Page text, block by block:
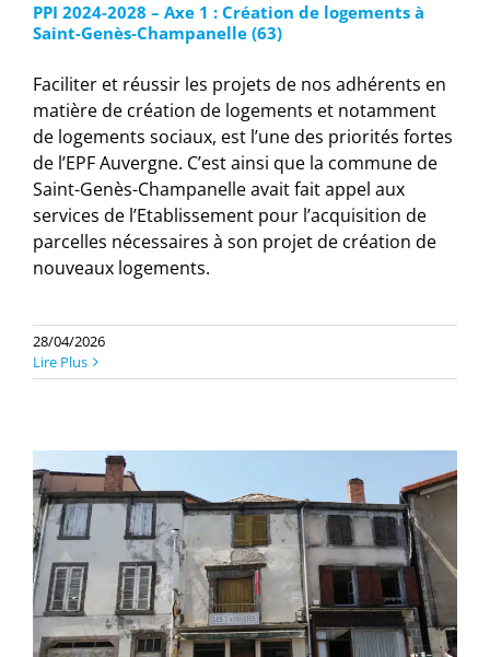
PPI 2024-2028 – Axe 1 : Création de logements à
Saint-Genès-Champanelle (63)
Faciliter et réussir les projets de nos adhérents en
matière de création de logements et notamment
de logements sociaux, est l’une des priorités fortes
de l’EPF Auvergne. C’est ainsi que la commune de
Saint-Genès-Champanelle avait fait appel aux
services de l’Etablissement pour l’acquisition de
parcelles nécessaires à son projet de création de
nouveaux logements.
28/04/2026
Lire Plus